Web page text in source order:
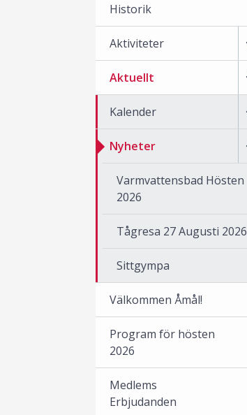
Historik
Aktiviteter
Aktuellt
Kalender
Nyheter
Varmvattensbad Hösten
2026
Tågresa 27 Augusti 2026
Sittgympa
Välkommen Åmål!
Program för hösten
2026
Medlems
Erbjudanden